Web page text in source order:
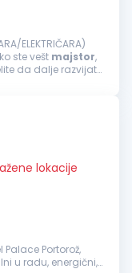
ELEKTRIČARA)
ste vešt majstor,
da dalje razvijate
lokacije
Palace Portorož,
u radu, energični,